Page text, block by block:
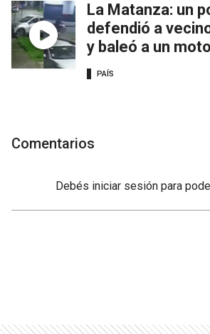
La Matanza: un
defendió a
y baleó a un
PAÍS
Comentarios
Debés iniciar sesión para